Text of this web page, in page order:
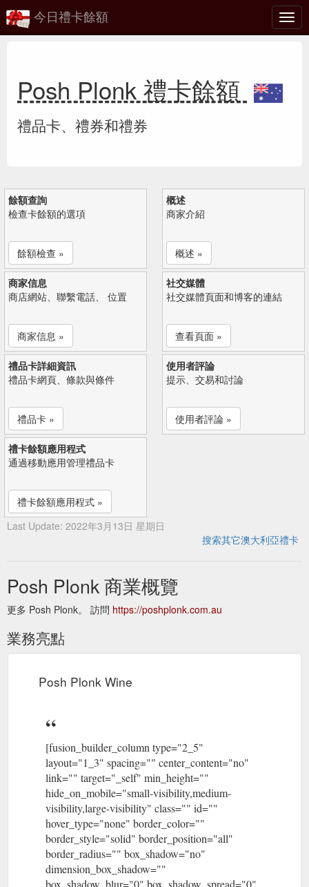
切
換
今日禮卡餘額
Posh Plonk 禮卡餘額
禮品卡、禮券和禮券
餘額查詢
檢查卡餘額的選項
餘額檢查 »
概述
商家介紹
概述 »
商家信息
商店網站、聯繫電話、 位置
商家信息 »
社交媒體
社交媒體頁面和博客的連結
查看頁面 »
禮品卡詳細資訊
禮品卡網頁、條款與條件
禮品卡 »
使用者評論
提示、交易和討論
使用者評論 »
禮卡餘額應用程式
通過移動應用管理禮品卡
禮卡餘額應用程式 »
Last Update: 2022年3月13日 星期日
搜索其它澳大利亞禮卡
Posh Plonk 商業概覽
更多 Posh Plonk。 訪問 https://poshplonk.com.au
業務亮點
Posh Plonk Wine
[fusion_builder_column type="2_5"
layout="1_3" spacing="" center_content="no"
link="" target="_self" min_height=""
hide_on_mobile="small-visibility,medium-
visibility,large-visibility" class="" id=""
hover_type="none" border_color=""
border_style="solid" border_position="all"
border_radius="" box_shadow="no"
dimension_box_shadow=""
box_shadow_blur="0" box_shadow_spread="0"